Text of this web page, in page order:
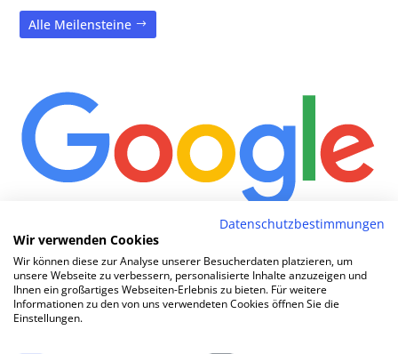
Alle Meilensteine
Wie komme
TOP SEO DURCH DYNAMISCHE INHALTE
SEO-Agentur Weißenfels ?
Datenschutzbestimmungen
Wir verwenden Cookies
Wir können diese zur Analyse unserer Besucherdaten platzieren, um
unsere Webseite zu verbessern, personalisierte Inhalte anzuzeigen und
Ihnen ein großartiges Webseiten-Erlebnis zu bieten. Für weitere
Informationen zu den von uns verwendeten Cookies öffnen Sie die
Einstellungen.